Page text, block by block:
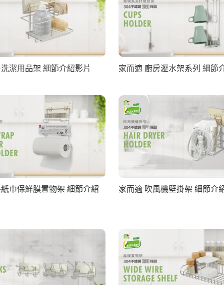
潔用品架 細節介紹影片 家而適 廚房瀝水架系列 細節
巾保鮮膜置物架 細節介紹 家而適 吹風機壁掛架 細節介